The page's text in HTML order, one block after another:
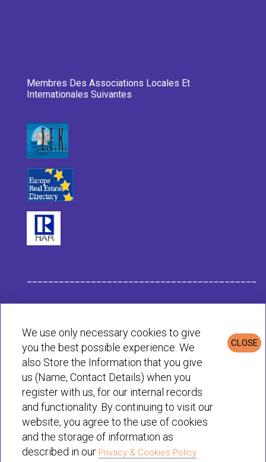
Membres Des Associations Locales Et
Internationales Suivantes
Politique de Confidentialité et de Cookies
© Habit 2001-2025 All rights reserved
CLOSE
We use only necessary cookies to give
you the best possible experience. We
also Store the Information that you give
us (Name, Contact Details) when you
register with us, for our internal records
and functionality. By continuing to visit our
website, you agree to the use of cookies
and the storage of information as
described in our Privacy & Cookies Policy